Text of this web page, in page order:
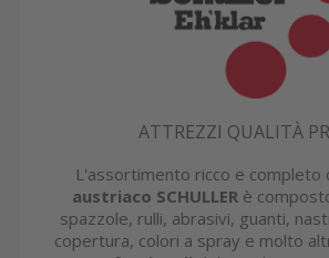
ATTREZZI QUALITÀ
L'assortimento ricco e completo
austriaco SCHULLER è
spazzole, rulli, abrasivi, guanti,
copertura, colori a spray e molto